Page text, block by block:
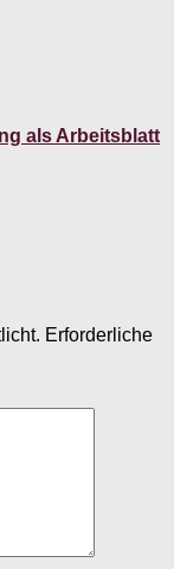
als Arbeitsblatt
Erforderliche